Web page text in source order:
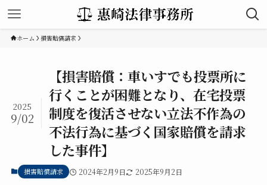
ホーム 損害賠償請求
【損害賠償：車いすでも投票所に
行くことが困難となり、在宅投票
制度を復活させない立法不作為の
不法行為に基づく国家賠償を請求
した事件】
2025
9/02
損害賠償請求 2024年2月9日 2025年9月2日